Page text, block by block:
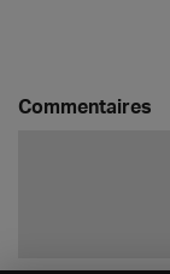
Commentaires